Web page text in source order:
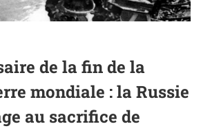
de la fin de la
mondiale : la Russie
au sacrifice de